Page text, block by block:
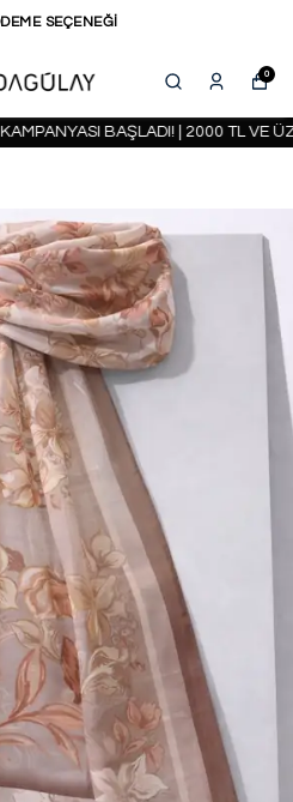
SEÇENEĞİ
0
BAŞLADI! | 2000 TL VE